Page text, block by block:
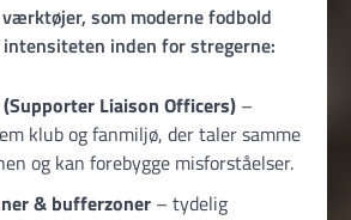
som moderne fodbold
inden for stregerne:
Liaison Officers) –
klub og fanmiljø, der taler samme
og kan forebygge misforståelser.
& bufferzoner – tydelig